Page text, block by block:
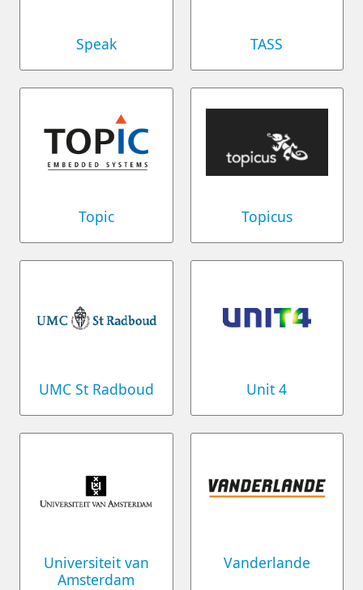
Speak TASS
Topic Topicus
UMC St Radboud Unit 4
Universiteit van
Amsterdam
Vanderlande